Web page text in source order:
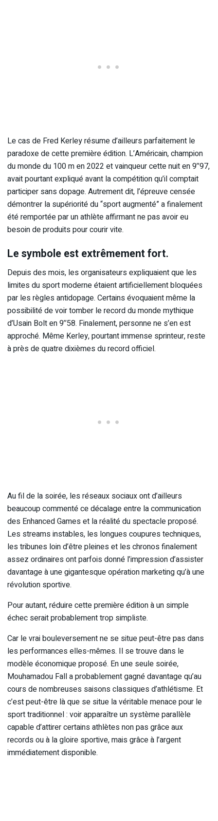
Le cas de Fred Kerley résume d’ailleurs parfaitement le
paradoxe de cette première édition. L’Américain, champion
du monde du 100 m en 2022 et vainqueur cette nuit en 9’’97,
avait pourtant expliqué avant la compétition qu’il comptait
participer sans dopage. Autrement dit, l’épreuve censée
démontrer la supériorité du “sport augmenté” a finalement
été remportée par un athlète affirmant ne pas avoir eu
besoin de produits pour courir vite.
Le symbole est extrêmement fort.
Depuis des mois, les organisateurs expliquaient que les
limites du sport moderne étaient artificiellement bloquées
par les règles antidopage. Certains évoquaient même la
possibilité de voir tomber le record du monde mythique
d’Usain Bolt en 9’’58. Finalement, personne ne s’en est
approché. Même Kerley, pourtant immense sprinteur, reste
à près de quatre dixièmes du record officiel.
Au fil de la soirée, les réseaux sociaux ont d’ailleurs
beaucoup commenté ce décalage entre la communication
des Enhanced Games et la réalité du spectacle proposé.
Les streams instables, les longues coupures techniques,
les tribunes loin d’être pleines et les chronos finalement
assez ordinaires ont parfois donné l’impression d’assister
davantage à une gigantesque opération marketing qu’à une
révolution sportive.
Pour autant, réduire cette première édition à un simple
échec serait probablement trop simpliste.
Car le vrai bouleversement ne se situe peut-être pas dans
les performances elles-mêmes. Il se trouve dans le
modèle économique proposé. En une seule soirée,
Mouhamadou Fall a probablement gagné davantage qu’au
cours de nombreuses saisons classiques d’athlétisme. Et
c’est peut-être là que se situe la véritable menace pour le
sport traditionnel : voir apparaître un système parallèle
capable d’attirer certains athlètes non pas grâce aux
records ou à la gloire sportive, mais grâce à l’argent
immédiatement disponible.